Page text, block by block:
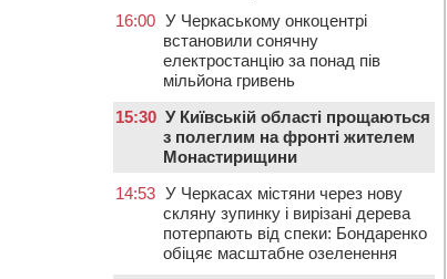
16:00 У Черкаському онкоцентрі
встановили сонячну
електростанцію за понад пів
мільйона гривень
15:30 У Київській області прощаються
з полеглим на фронті жителем
Монастирищини
14:53 У Черкасах містяни через нову
скляну зупинку і вирізані дерева
потерпають від спеки: Бондаренко
обіцяє масштабне озеленення